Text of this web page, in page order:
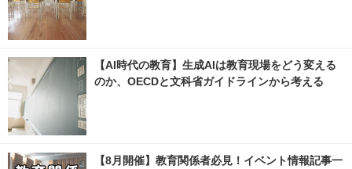
【AI時代の教育】生成AIは教育現場をどう変える
のか、OECDと文科省ガイドラインから考える
【8月開催】教育関係者必見！イベント情報記事一